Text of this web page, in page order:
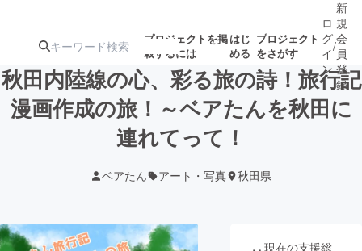
プロジェクトを掲
載するには
はじ
める
プロジェクト
をさがす
注目の新着プロ募集終了が近いプ
ロ
グ
イ
ン
/
新
規
会
員
登
録
秋田内陸線の心、彩る旅の詩！旅行記
漫画作成の旅！～ベアたんを秋田に
連れてって！
ベアたん アート・写真 秋田県
現在の支援総